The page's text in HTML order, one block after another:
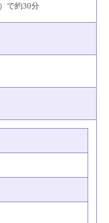
で約30分